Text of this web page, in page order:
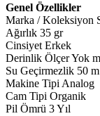
Genel Özellikler
Marka / Koleksiyon
Ağırlık 35 gr
Cinsiyet Erkek
Derinlik ÖlçerYok m
Su Geçirmezlik 50 m
Makine Tipi Analog
Cam Tipi Organik
Pil Ömrü 3 Yıl